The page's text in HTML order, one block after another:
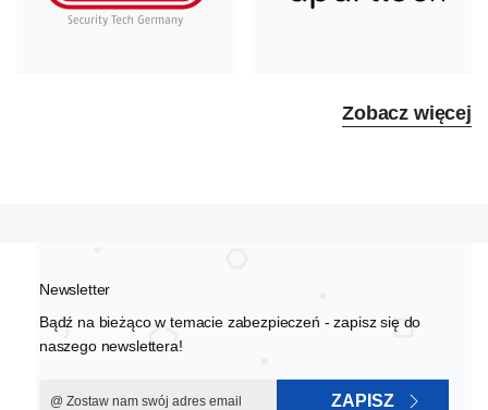
Zobacz więcej
Newsletter
Bądź na bieżąco w temacie zabezpieczeń - zapisz się do
naszego newslettera!
ZAPISZ